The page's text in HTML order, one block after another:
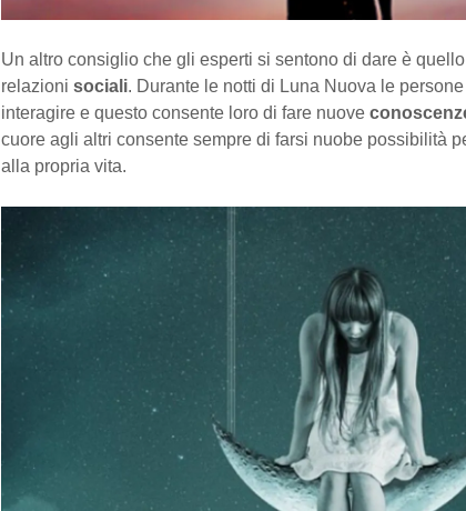
Un altro consiglio che gli esperti si sentono di dare è
relazioni sociali. Durante le notti di Luna Nuova le
interagire e questo consente loro di fare nuove
cuore agli altri consente sempre di farsi nuobe possibilità
alla propria vita.